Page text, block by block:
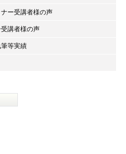
ー受講者様の声
講者様の声
等実績